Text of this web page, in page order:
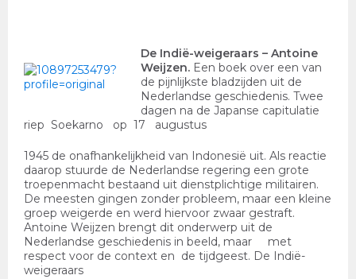
De Indië-weigeraars – Antoine
Weijzen. Een boek over een van
de pijnlijkste bladzijden uit de
Nederlandse geschiedenis. Twee
dagen na de Japanse capitulatie
riep Soekarno op 17 augustus
1945 de onafhankelijkheid van Indonesië uit. Als reactie
daarop stuurde de Nederlandse regering een grote
troepenmacht bestaand uit dienstplichtige militairen.
De meesten gingen zonder probleem, maar een kleine
groep weigerde en werd hiervoor zwaar gestraft.
Antoine Weijzen brengt dit onderwerp uit de
Nederlandse geschiedenis in beeld, maar met
respect voor de context en de tijdgeest. De Indië-
weigeraars